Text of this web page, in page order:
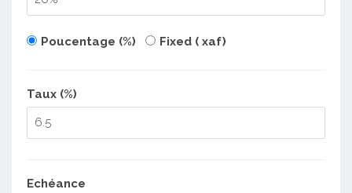
Poucentage (%) Fixed ( xaf)
Taux (%)
Echéance